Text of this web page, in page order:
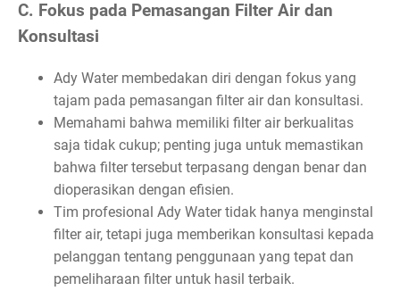
C. Fokus pada Pemasangan Filter Air dan
Konsultasi
Ady Water membedakan diri dengan fokus yang
tajam pada pemasangan filter air dan konsultasi.
Memahami bahwa memiliki filter air berkualitas
saja tidak cukup; penting juga untuk memastikan
bahwa filter tersebut terpasang dengan benar dan
dioperasikan dengan efisien.
Tim profesional Ady Water tidak hanya menginstal
filter air, tetapi juga memberikan konsultasi kepada
pelanggan tentang penggunaan yang tepat dan
pemeliharaan filter untuk hasil terbaik.